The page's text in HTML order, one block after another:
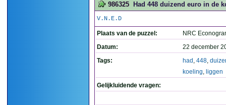
986325 Had 448 duizend euro in de
V.N.E.D
Plaats van de puzzel:
NRC
Datum:
22 december
Tags:
had , 448,
koeling, liggen
Gelijkluidende vragen: